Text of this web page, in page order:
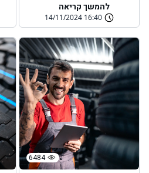
להמשך קריאה
14/11/2024 16:40
6484